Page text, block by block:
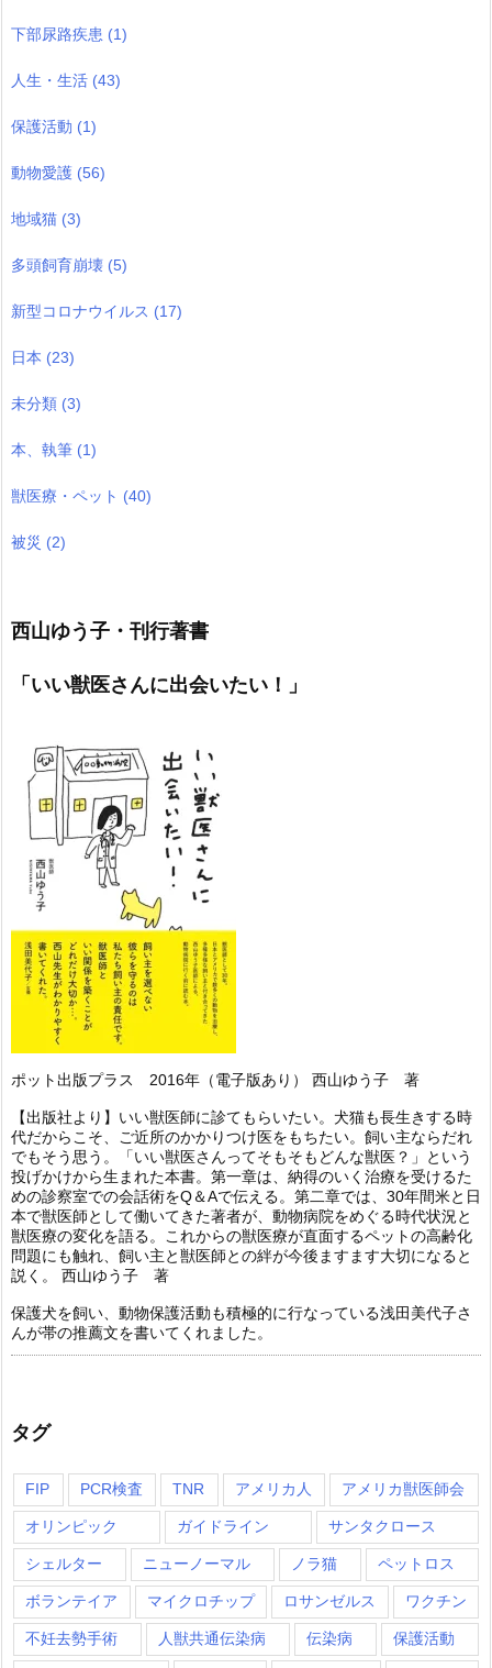
下部尿路疾患 (1)
人生・生活 (43)
保護活動 (1)
動物愛護 (56)
地域猫 (3)
多頭飼育崩壊 (5)
新型コロナウイルス (17)
日本 (23)
未分類 (3)
本、執筆 (1)
獣医療・ペット (40)
被災 (2)
西山ゆう子・刊行著書
「いい獣医さんに出会いたい！」
ポット出版プラス 2016年（電子版あり） 西山ゆう子 著
【出版社より】いい獣医師に診てもらいたい。犬猫も長生きする時
代だからこそ、ご近所のかかりつけ医をもちたい。飼い主ならだれ
でもそう思う。「いい獣医さんってそもそもどんな獣医？」という
投げかけから生まれた本書。第一章は、納得のいく治療を受けるた
めの診察室での会話術をQ＆Aで伝える。第二章では、30年間米と日
本で獣医師として働いてきた著者が、動物病院をめぐる時代状況と
獣医療の変化を語る。これからの獣医療が直面するペットの高齢化
問題にも触れ、飼い主と獣医師との絆が今後ますます大切になると
説く。 西山ゆう子 著
保護犬を飼い、動物保護活動も積極的に行なっている浅田美代子さ
んが帯の推薦文を書いてくれました。
タグ
FIP PCR検査 TNR アメリカ人 アメリカ獣医師会
オリンピック ガイドライン サンタクロース
シェルター ニューノーマル ノラ猫 ペットロス
ボランテイア マイクロチップ ロサンゼルス ワクチン
不妊去勢手術 人獣共通伝染病 伝染病 保護活動